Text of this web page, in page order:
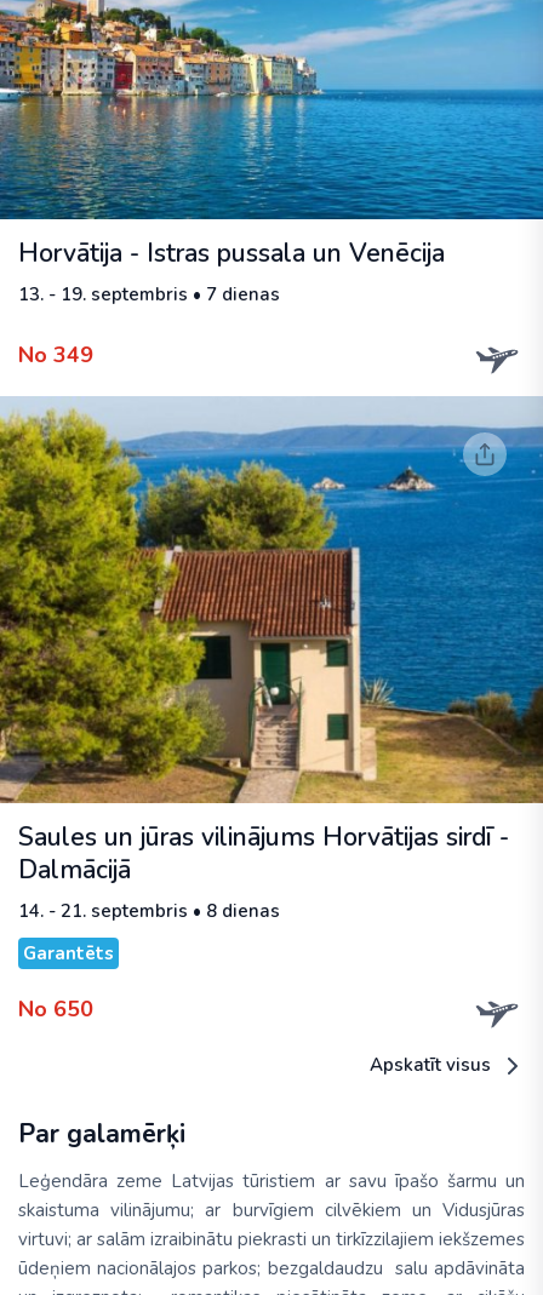
Horvātija - Istras pussala un Venēcija
13. - 19. septembris • 7 dienas
No 349
Saules un jūras vilinājums Horvātijas sirdī -
Dalmācijā
14. - 21. septembris • 8 dienas
Garantēts
No 650
Apskatīt visus
Par galamērķi
Leģendāra zeme Latvijas tūristiem ar savu īpašo šarmu un
skaistuma vilinājumu; ar burvīgiem cilvēkiem un Vidusjūras
virtuvi; ar salām izraibinātu piekrasti un tirkīzzilajiem iekšzemes
ūdeņiem nacionālajos parkos; bezgaldaudzu salu apdāvināta